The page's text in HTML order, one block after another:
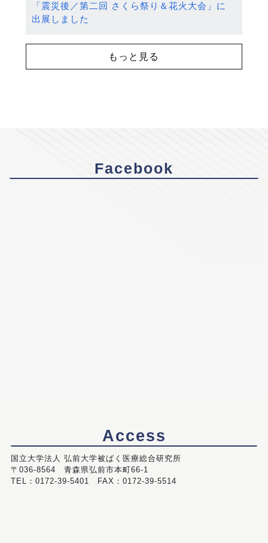
「震災後／第二回 さくら祭り＆花火大会」に
出展しました
もっと見る
Facebook
Access
国立大学法人 弘前大学被ばく医療総合研究所
〒036-8564 青森県弘前市本町66-1
TEL：0172-39-5401 FAX：0172-39-5514